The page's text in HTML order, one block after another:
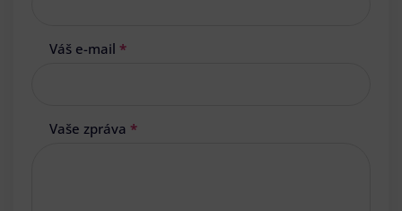
Váš e-mail *
Vaše zpráva *